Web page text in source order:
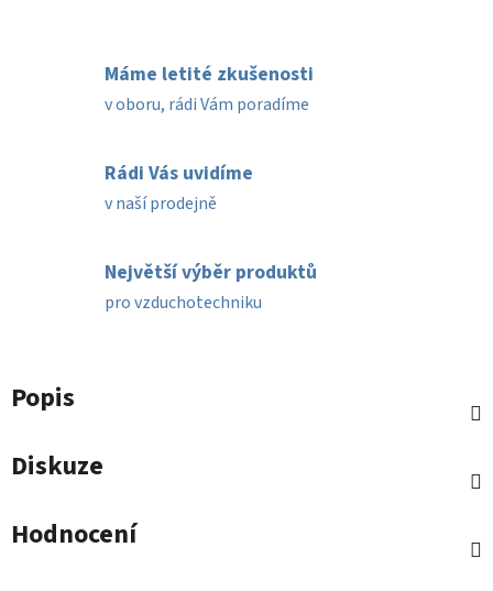
Máme letité zkušenosti
v oboru, rádi Vám poradíme
Rádi Vás uvidíme
v naší prodejně
Největší výběr produktů
pro vzduchotechniku
Popis
Diskuze
Hodnocení